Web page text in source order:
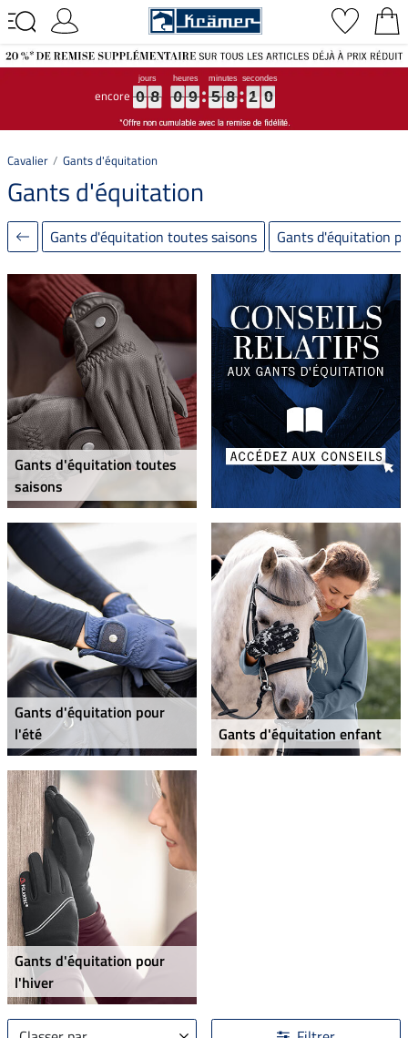
encore 0
0
0
0 8
8
8
8 0
0
0
0 9
9
9
9 5
5
5
5 8
8
8
8 1
1
1
1 8
8
8
8
Cavalier Gants d'équitation
Gants d'équitation
Gants d'équitation toutes saisons Gants d'équitation
Gants d'équitation toutes
saisons
Gants d'équitation pour
l'été
Gants d'équitation enfant
Gants d'équitation pour
l'hiver